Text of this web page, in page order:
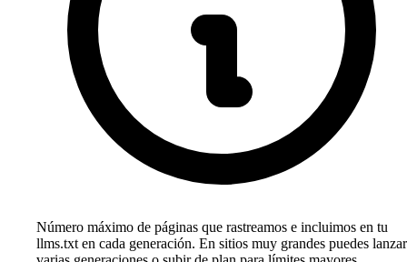
Número máximo de páginas que rastreamos e incluimos en tu
llms.txt en cada generación. En sitios muy grandes puedes lanzar